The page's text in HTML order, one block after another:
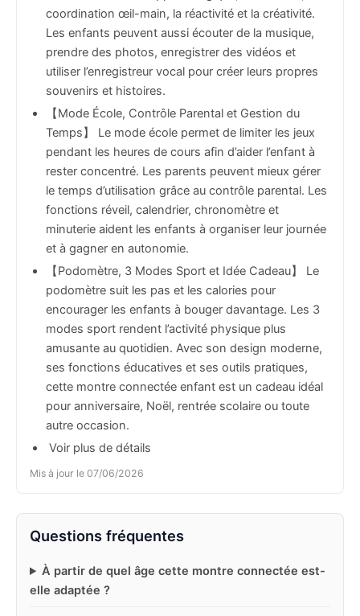
coordination œil-main, la réactivité et la créativité.
Les enfants peuvent aussi écouter de la musique,
prendre des photos, enregistrer des vidéos et
utiliser l’enregistreur vocal pour créer leurs propres
souvenirs et histoires.
【Mode École, Contrôle Parental et Gestion du
Temps】 Le mode école permet de limiter les jeux
pendant les heures de cours afin d’aider l’enfant à
rester concentré. Les parents peuvent mieux gérer
le temps d’utilisation grâce au contrôle parental. Les
fonctions réveil, calendrier, chronomètre et
minuterie aident les enfants à organiser leur journée
et à gagner en autonomie.
【Podomètre, 3 Modes Sport et Idée Cadeau】 Le
podomètre suit les pas et les calories pour
encourager les enfants à bouger davantage. Les 3
modes sport rendent l’activité physique plus
amusante au quotidien. Avec son design moderne,
ses fonctions éducatives et ses outils pratiques,
cette montre connectée enfant est un cadeau idéal
pour anniversaire, Noël, rentrée scolaire ou toute
autre occasion.
 Voir plus de détails
Mis à jour le 07/06/2026
Questions fréquentes
À partir de quel âge cette montre connectée est-
elle adaptée ?